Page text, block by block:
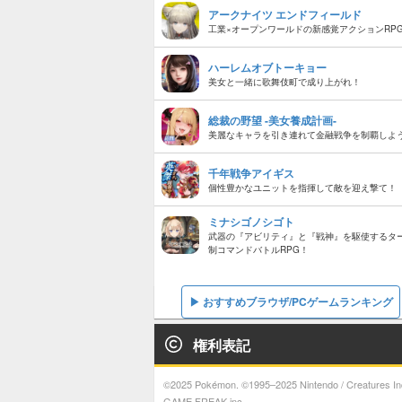
アークナイツ エンドフィールド
工業×オープンワールドの新感覚アクション
ハーレムオブトーキョー
美女と一緒に歌舞伎町で成り上がれ！
総裁の野望 -美女養成計画-
美麗なキャラを引き連れて金融戦争を制覇しよ
千年戦争アイギス
個性豊かなユニットを指揮して敵を迎え撃て！
ミナシゴノシゴト
武器の『アビリティ』と『戦神』を駆使するタ
制コマンドバトルRPG！
おすすめブラウザ/PCゲームランキング
権利表記
©2025 Pokémon. ©1995–2025 Nintendo / Creatures